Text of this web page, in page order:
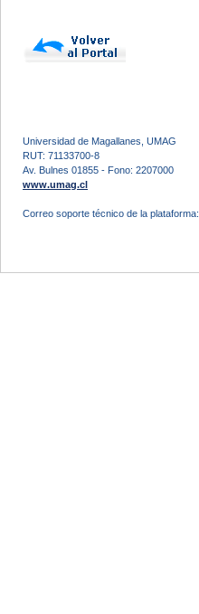
Universidad de Magallanes, UMAG
RUT: 71133700-8
Av. Bulnes 01855 - Fono: 2207000
www.umag.cl
Correo soporte técnico de la plataforma: